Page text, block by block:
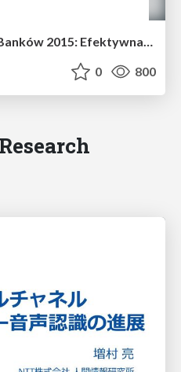
Forum Bezpieczeństwa Banków 2015: Efektywna wymiana informacji
0 800